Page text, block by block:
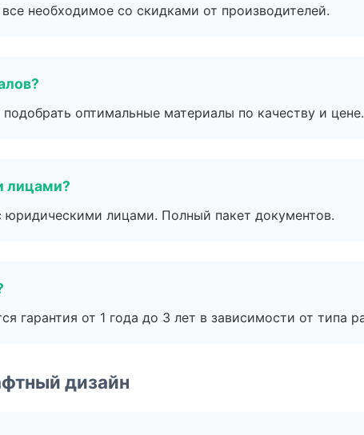
необходимое со скидками от производителей.
оптимальные материалы по качеству и цене.
лицами?
лицами. Полный пакет документов.
гарантия от 1 года до 3 лет в зависимости от типа
дизайн